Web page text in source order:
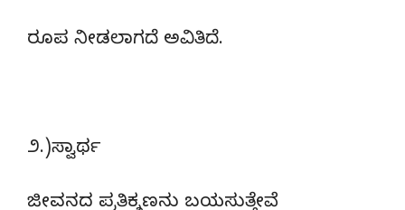
ರೂಪ ನೀಡಲಾಗದೆ ಅವಿತಿದೆ.
೨.)ಸ್ವಾರ್ಥ
ಜೀವನದ ಪ್ರತಿಕ್ಶಣನು ಬಯಸುತ್ತೇವೆ